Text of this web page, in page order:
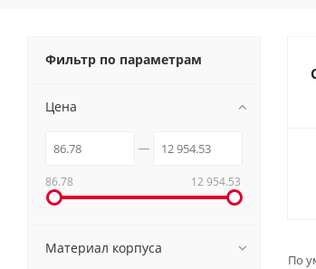
По
Фильтр по параметрам
Цена
86.78 12 954.53
Материал корпуса